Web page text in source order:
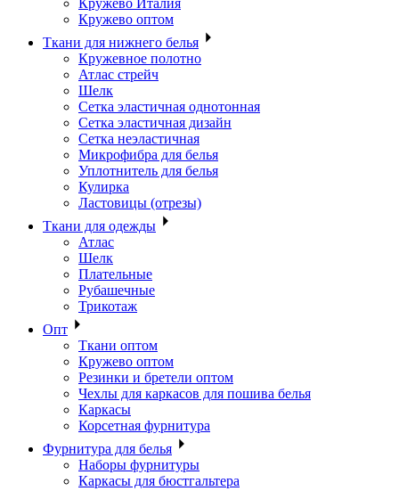
Кружево Италия
Кружево оптом
Ткани для нижнего белья
Кружевное полотно
Атлас стрейч
Шелк
Сетка эластичная однотонная
Сетка эластичная дизайн
Сетка неэластичная
Микрофибра для белья
Уплотнитель для белья
Кулирка
Ластовицы (отрезы)
Ткани для одежды
Атлас
Шелк
Плательные
Рубашечные
Трикотаж
Опт
Ткани оптом
Кружево оптом
Резинки и бретели оптом
Чехлы для каркасов для пошива белья
Каркасы
Корсетная фурнитура
Фурнитура для белья
Наборы фурнитуры
Каркасы для бюстгальтера